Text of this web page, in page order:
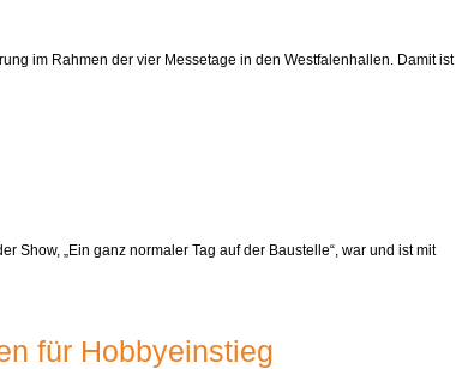
im Rahmen der vier Messetage in den Westfalenhallen. Damit ist
Show, „Ein ganz normaler Tag auf der Baustelle“, war und ist mit
für Hobbyeinstieg